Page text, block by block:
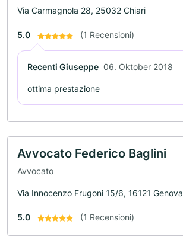
Via Carmagnola 28, 25032 Chiari
5.0 (1 Recensioni)
Recenti Giuseppe 06. Oktober 2018
ottima prestazione
Avvocato Federico Baglini
Avvocato
Via Innocenzo Frugoni 15/6, 16121 Genova
5.0 (1 Recensioni)